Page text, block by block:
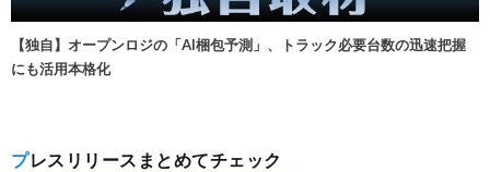
【独自】オープンロジの「AI梱包予測」、トラック必要台数の迅速把握
にも活用本格化
プレスリリースまとめてチェック